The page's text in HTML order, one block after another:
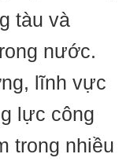
tàu và
nước.
lĩnh vực
lực công
trong nhiều